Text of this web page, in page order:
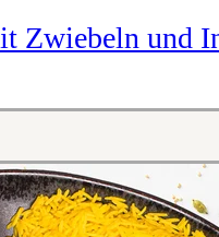
Zwiebeln und